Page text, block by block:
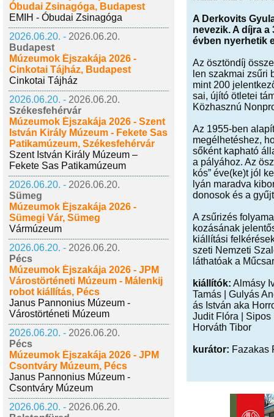
Óbudai Zsinagóga, Budapest
EMIH - Óbudai Zsinagóga
2026.06.20. - 2026.06.20.
Budapest
Múzeumok Éjszakája 2026 -
Cinkotai Tájház, Budapest
Cinkotai Tájház
2026.06.20. - 2026.06.20.
Székesfehérvár
Múzeumok Éjszakája 2026 - Szent
István Király Múzeum - Fekete Sas
Patikamúzeum, Székesfehérvár
Szent István Király Múzeum –
Fekete Sas Patikamúzeum
2026.06.20. - 2026.06.20.
Sümeg
Múzeumok Éjszakája 2026 -
Sümegi Vár, Sümeg
Vármúzeum
2026.06.20. - 2026.06.20.
Pécs
Múzeumok Éjszakája 2026 - JPM
Várostörténeti Múzeum - Málenkij
robot kiállítás, Pécs
Janus Pannonius Múzeum -
Várostörténeti Múzeum
2026.06.20. - 2026.06.20.
Pécs
Múzeumok Éjszakája 2026 - JPM
Csontváry Múzeum, Pécs
Janus Pannonius Múzeum -
Csontváry Múzeum
2026.06.20. - 2026.06.20.
A Der­kovits
ne­ve­zik. A díjra
évben nyer­he­tik
Az ösz­tön­díj
len szak­mai zsűri
mint 200
sai, újító öt­le­tei
Köz­hasz­nú
Az 1955-ben
meg­él­he­tés­hez,
ső­ként kap­ha­tó
a pá­lyá­hoz. Az
kós” éve(ke)t jól
lyán ma­rad­va
do­no­sok és a
A zsű­ri­zés
ko­zá­sá­nak
ki­ál­lí­tá­si
sze­ti Nem­ze­ti
lát­ha­tó­ak a
ki­ál­lí­tók: Al­másy
Tamás | Gu­lyás
ás Ist­ván aka
Judit Flóra | Sipos
Hor­váth Tibor
ku­rá­tor: Fa­za­kas